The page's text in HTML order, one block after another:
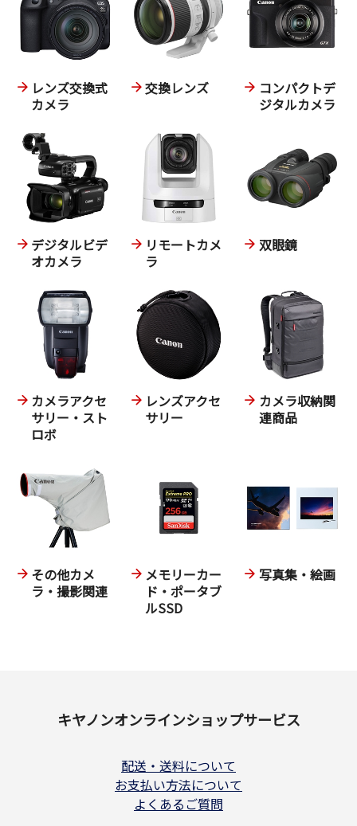
レンズ交換式
カメラ
交換レンズ
コンパクトデ
ジタルカメラ
デジタルビデ
オカメラ
リモートカメ
ラ
双眼鏡
カメラアクセ
サリー・スト
ロボ
レンズアクセ
サリー
カメラ収納関
連商品
その他カメ
ラ・撮影関連
メモリーカー
ド・ポータブ
ルSSD
写真集・絵画
キヤノンオンラインショップサービス
配送・送料について
お支払い方法について
よくあるご質問